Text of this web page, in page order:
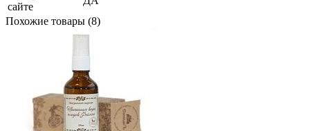
сайте
Похожие товары (8)